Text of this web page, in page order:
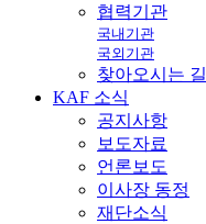
협력기관
국내기관
국외기관
찾아오시는 길
KAF 소식
공지사항
보도자료
언론보도
이사장 동정
재단소식